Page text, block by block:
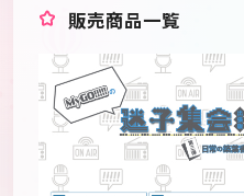
販売商品一覧